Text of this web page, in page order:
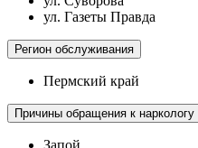
ул. Газеты Правда
Регион обслуживания
Пермский край
Причины обращения к наркологу